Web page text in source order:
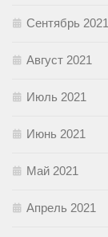
Сентябрь 2021
Август 2021
Июль 2021
Июнь 2021
Май 2021
Апрель 2021